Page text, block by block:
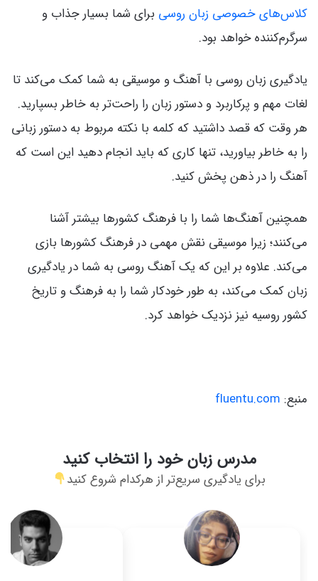
کلاس‌های خصوصی زبان روسی برای شما بسیار جذاب و
سرگرم‌کننده خواهد بود.
یادگیری زبان روسی با آهنگ و موسیقی به شما کمک می‌کند تا
لغات مهم و پرکاربرد و دستور زبان را راحت‌تر به خاطر بسپارید.
هر وقت که قصد داشتید که کلمه با نکته مربوط به دستور زبانی
را به خاطر بیاورید، تنها کاری که باید انجام دهید این است که
آهنگ را در ذهن پخش کنید.
همچنین آهنگ‌ها شما را با فرهنگ کشورها بیشتر آشنا
می‌کنند؛ زیرا موسیقی نقش مهمی در فرهنگ کشورها بازی
می‌کند. علاوه بر این که یک آهنگ روسی به شما در یادگیری
زبان کمک می‌کند، به طور خودکار شما را به فرهنگ و تاریخ
کشور روسیه نیز نزدیک خواهد کرد.
منبع: fluentu.com
مدرس زبان خود را انتخاب کنید
برای یادگیری سریع‌تر از هرکدام شروع کنید